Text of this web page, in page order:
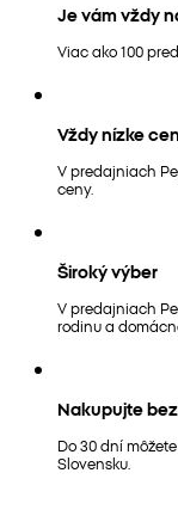
Je vám vždy
Viac ako 100
Vždy nízke
V predajniach
ceny.
Široký výber
V predajniach
rodinu a
Nakupujte
Do 30 dní
Slovensku.